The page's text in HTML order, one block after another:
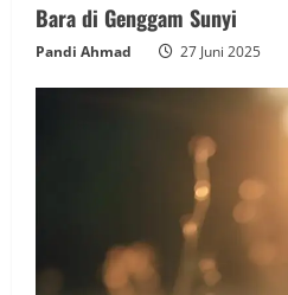
Bara di Genggam Sunyi
Pandi Ahmad 27 Juni 2025